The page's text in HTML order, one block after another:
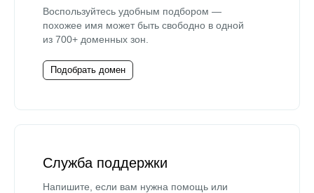
Воспользуйтесь удобным подбором —
похожее имя может быть свободно в одной
из 700+ доменных зон.
Подобрать домен
Служба поддержки
Напишите, если вам нужна помощь или